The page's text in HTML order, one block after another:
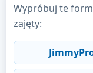
Wypróbuj te
zajęty: